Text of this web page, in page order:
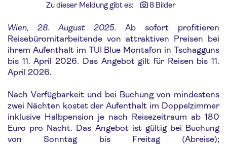
Zu dieser Meldung gibt es: 8 Bilder
Wien, 28. August 2025. Ab sofort profitieren
Reisebüromitarbeitende von attraktiven Preisen bei
ihrem Aufenthalt im TUI Blue Montafon in Tschagguns
bis 11. April 2026. Das Angebot gilt für Reisen bis 11.
April 2026.
Nach Verfügbarkeit und bei Buchung von mindestens
zwei Nächten kostet der Aufenthalt im Doppelzimmer
inklusive Halbpension je nach Reisezeitraum ab 180
Euro pro Nacht. Das Angebot ist gültig bei Buchung
von Sonntag bis Freitag (Abreise);